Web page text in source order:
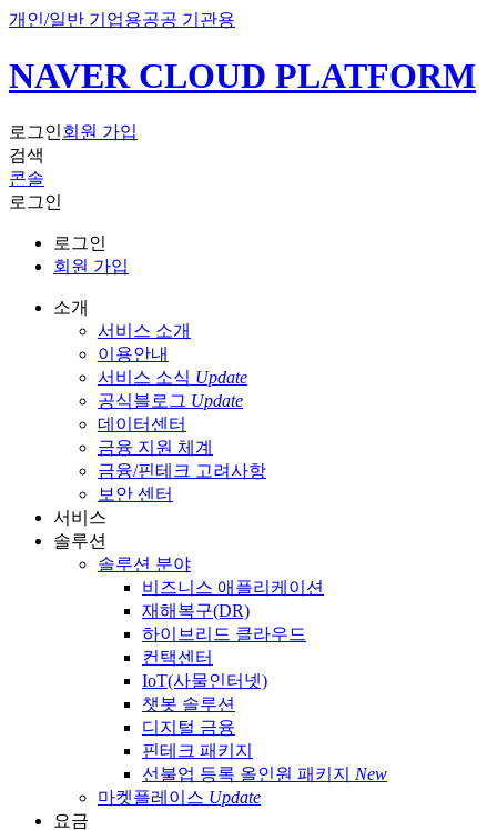
개인/일반 기업용공공 기관용
NAVER CLOUD PLATFORM
로그인회원 가입
검색
콘솔
로그인
로그인
회원 가입
소개
서비스 소개
이용안내
서비스 소식 Update
공식블로그 Update
데이터센터
금융 지원 체계
금융/핀테크 고려사항
보안 센터
서비스
솔루션
솔루션 분야
비즈니스 애플리케이션
재해복구(DR)
하이브리드 클라우드
컨택센터
IoT(사물인터넷)
챗봇 솔루션
디지털 금융
핀테크 패키지
선불업 등록 올인원 패키지 New
마켓플레이스 Update
요금